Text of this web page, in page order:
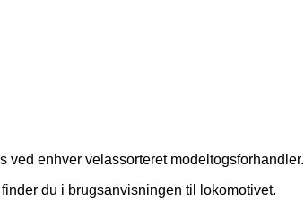
enhver velassorteret modeltogsforhandler.
du i brugsanvisningen til lokomotivet.